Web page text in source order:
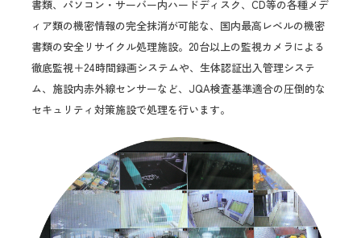
書類、パソコン・サーバー内ハードディスク、CD等の各種メデ
ィア類の機密情報の完全抹消が可能な、国内最高レベルの機密
書類の安全リサイクル処理施設。20台以上の監視カメラによる
徹底監視＋24時間録画システムや、生体認証出入管理システ
ム、施設内赤外線センサーなど、JQA検査基準適合の圧倒的な
セキュリティ対策施設で処理を行います。